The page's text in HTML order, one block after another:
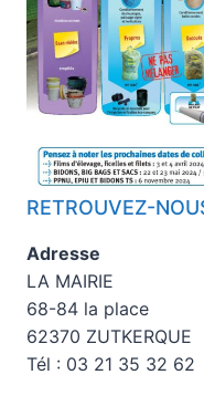
RETROUVEZ-
Adresse
LA MAIRIE
68-84 la place
62370 ZUTKERQUE
Tél : 03 21 35 32 62